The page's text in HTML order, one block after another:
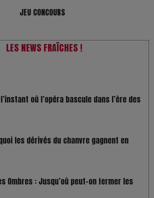
JEU CONCOURS
LES NEWS FRAÎCHES !